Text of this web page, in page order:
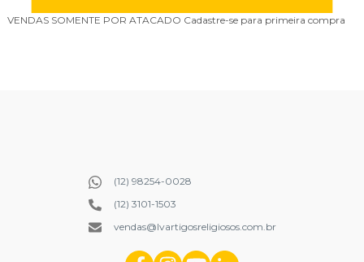
VENDAS SOMENTE POR ATACADO Cadastre-se para primeira compra
(12) 98254-0028
(12) 3101-1503
vendas@lvartigosreligiosos.com.br